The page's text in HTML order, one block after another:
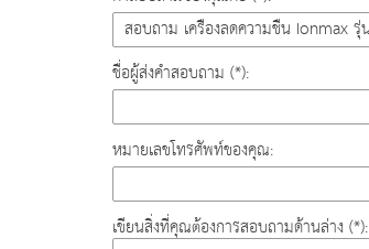
ชื่อผู้ส่งคำสอบถาม (*):
หมายเลขโทรศัพท์ของคุณ:
เขียนสิ่งที่คุณต้องการสอบถามด้านล่าง (*):